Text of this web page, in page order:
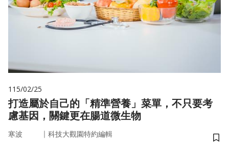
115/02/25
打造屬於自己的「精準營養」菜單，不只要考
慮基因，關鍵更在腸道微生物
寒波 ｜ 科技大觀園特約編輯
儲